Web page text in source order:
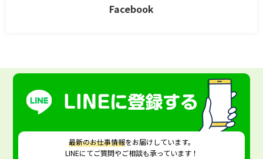
Facebook
最新のお仕事情報をお届けしています。
LINEにてご質問やご相談も承っています！